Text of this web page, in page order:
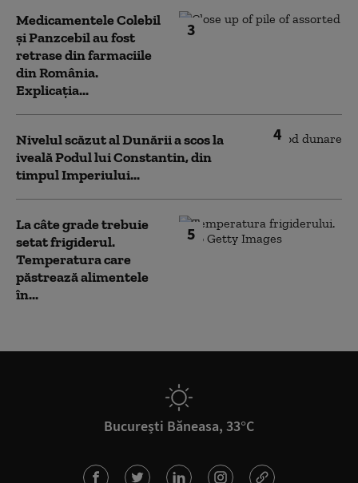
3
Medicamentele Colebil
și Panzcebil au fost
retrase din farmaciile
din România.
Explicația...
4
Nivelul scăzut al Dunării a scos la
iveală Podul lui Constantin, din
timpul Imperiului...
5
La câte grade trebuie
setat frigiderul.
Temperatura care
păstrează alimentele
în...
București Băneasa, 33°C